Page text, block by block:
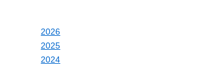
2026
2025
2024